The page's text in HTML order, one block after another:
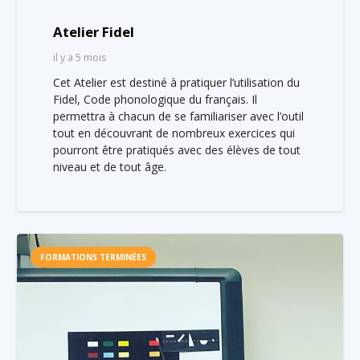
Atelier Fidel
il y a 5 mois
Cet Atelier est destiné à pratiquer l’utilisation du
Fidel, Code phonologique du français. Il
permettra à chacun de se familiariser avec l’outil
tout en découvrant de nombreux exercices qui
pourront être pratiqués avec des élèves de tout
niveau et de tout âge.
FORMATIONS TERMINÉES